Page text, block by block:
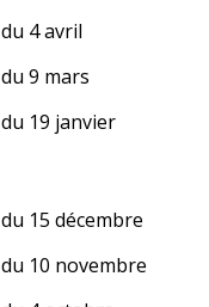
du 4 avril
du 9 mars
du 19 janvier
du 15 décembre
du 10 novembre